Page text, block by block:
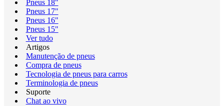
Pneus 18"
Pneus 17"
Pneus 16"
Pneus 15"
Ver tudo
Artigos
Manutenção de pneus
Compra de pneus
Tecnologia de pneus para carros
Terminologia de pneus
Suporte
Chat ao vivo